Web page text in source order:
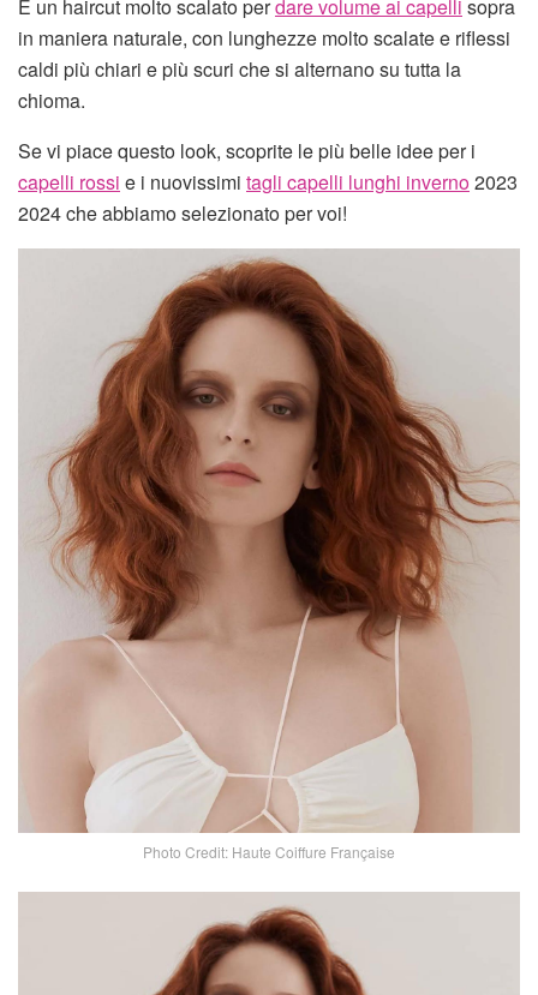
È un haircut molto scalato perdare volume ai capelli sopra
in maniera naturale, con lunghezze molto scalate e riflessi
caldi più chiari e più scuri che si alternano su tutta la
chioma.
Se vi piace questo look, scoprite le più belle idee per i
capelli rossi e i nuovissimi tagli capelli lunghi inverno2023
2024 che abbiamo selezionato per voi!
Photo Credit: Haute Coiffure Française